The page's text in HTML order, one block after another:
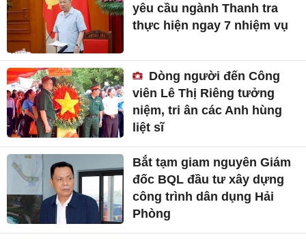
yêu cầu ngành Thanh tra
thực hiện ngay 7 nhiệm vụ
Dòng người đến Công
viên Lê Thị Riêng tưởng
niệm, tri ân các Anh hùng
liệt sĩ
Bắt tạm giam nguyên Giám
đốc BQL đầu tư xây dựng
công trình dân dụng Hải
Phòng